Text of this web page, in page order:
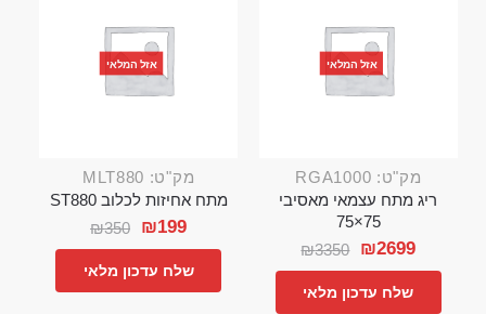
אזל המלאי
מק"ט: RGA1000
ריג מתח עצמאי מאסיבי
75×75
₪3350 ₪2699
שלח עדכון מלאי
אזל המלאי
מק"ט: MLT880
מתח אחיזות לכלוב ST880
₪350 ₪199
שלח עדכון מלאי